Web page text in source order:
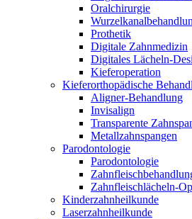
Oralchirurgie
Prothetik
Digitale Zahnmedizin
Digitales Lächeln-
Kieferoperation
Kieferorthopädische
Aligner-Behandlung
Invisalign
Transparente
Metallzahnspangen
Parodontologie
Parodontologie
Zahnfleischlächeln-
Kinderzahnheilkunde
Laserzahnheilkunde